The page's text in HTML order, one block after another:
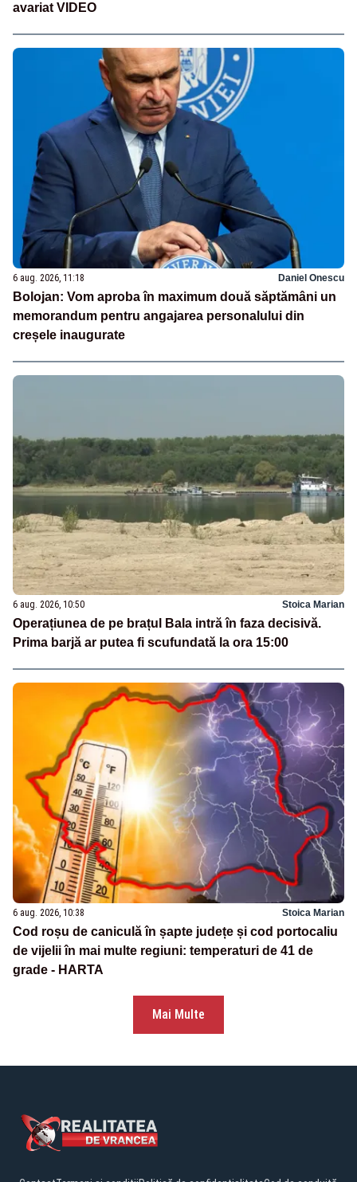
avariat VIDEO
6 aug. 2026, 11:18 Daniel Onescu
Bolojan: Vom aproba în maximum două săptămâni un
memorandum pentru angajarea personalului din
creșele inaugurate
6 aug. 2026, 10:50 Stoica Marian
Operațiunea de pe brațul Bala intră în faza decisivă.
Prima barjă ar putea fi scufundată la ora 15:00
6 aug. 2026, 10:38 Stoica Marian
Cod roșu de caniculă în șapte județe și cod portocaliu
de vijelii în mai multe regiuni: temperaturi de 41 de
grade - HARTA
Mai Multe